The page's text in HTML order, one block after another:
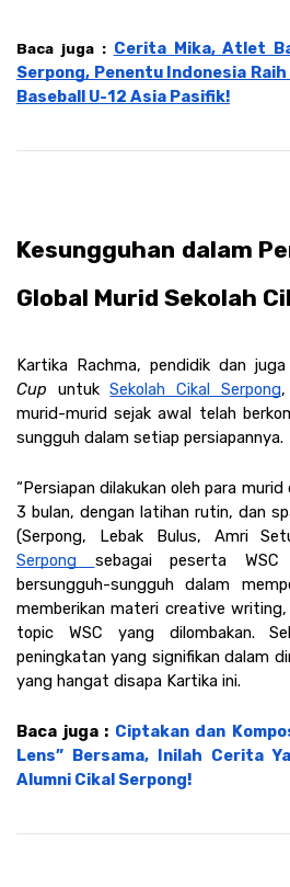
Baca juga : Cerita Mika, Atlet
Serpong, Penentu Indonesia
Baseball U-12 Asia Pasifik!
Kesungguhan dalam
Global Murid Sekolah
Kartika Rachma, pendidik dan
Cup untuk Sekolah Cikal Serpong
murid-murid sejak awal telah
sungguh dalam setiap persiapannya.
“Persiapan dilakukan oleh para
3 bulan, dengan latihan rutin, dan
(Serpong, Lebak Bulus, Amri
Serpong sebagai peserta
bersungguh-sungguh dalam
memberikan materi creative
topic WSC yang dilombakan.
peningkatan yang signifikan dalam
yang hangat disapa Kartika ini.
Baca juga : Ciptakan dan
Lens” Bersama, Inilah Cerita
Alumni Cikal Serpong!